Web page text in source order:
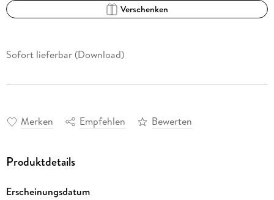
Verschenken
Sofort lieferbar (Download)
Merken Empfehlen Bewerten
Produktdetails
Erscheinungsdatum